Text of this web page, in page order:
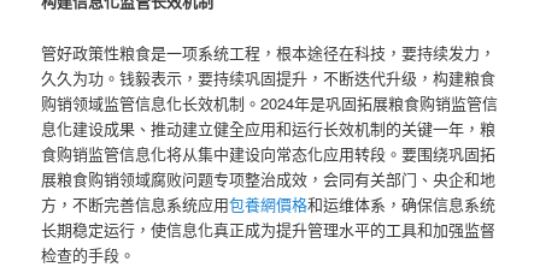
管好政策性粮食是一项系统工程，根本途径在科技，要持续发力，
久久为功。钱毅表示，要持续巩固提升，不断迭代升级，构建粮食
购销领域监管信息化长效机制。2024年是巩固拓展粮食购销监管信
息化建设成果、推动建立健全应用和运行长效机制的关键一年，粮
食购销监管信息化将从集中建设向常态化应用转段。要围绕巩固拓
展粮食购销领域腐败问题专项整治成效，会同有关部门、央企和地
方，不断完善信息系统应用包養網價格和运维体系，确保信息系统
长期稳定运行，使信息化真正成为提升管理水平的工具和加强监督
检查的手段。